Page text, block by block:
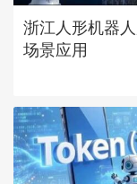
浙江人形机器
场景应用